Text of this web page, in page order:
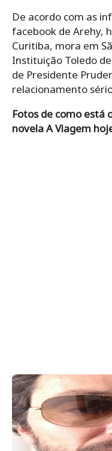
De acordo com as
facebook de Arehy,
Curitiba, mora em
Instituição Toledo
de Presidente
relacionamento
Fotos de como está
novela A Viagem